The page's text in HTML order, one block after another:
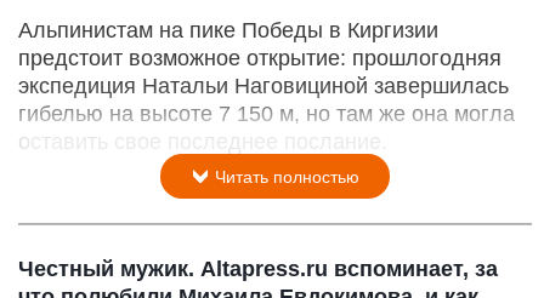
Альпинистам на пике Победы в Киргизии
предстоит возможное открытие: прошлогодняя
экспедиция Натальи Наговициной завершилась
гибелью на высоте 7 150 м, но там же она могла
оставить свое последнее послание.
Читать полностью
Честный мужик. Altapress.ru вспоминает, за